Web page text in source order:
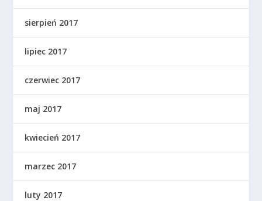
sierpień 2017
lipiec 2017
czerwiec 2017
maj 2017
kwiecień 2017
marzec 2017
luty 2017